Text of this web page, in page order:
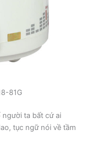
81G
ta bất cứ ai
tục ngữ nói về tầm